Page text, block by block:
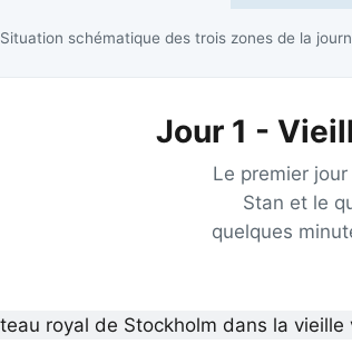
Situation schématique des trois zones de la
Jour 1 -
Le premier
Stan et le
quelques